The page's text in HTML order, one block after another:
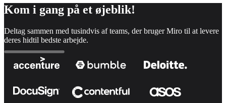
Kom i gang på et øjeblik!
Deltag sammen med tusindvis af teams, der bruger Miro til at levere
deres hidtil bedste arbejde.